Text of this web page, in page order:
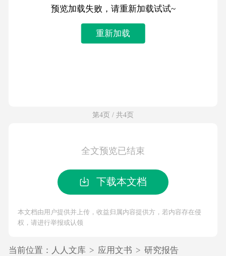
预览加载失败，请重新加载试试~
重新加载
第4页 / 共4页
全文预览已结束
下载本文档
本文档由用户提供并上传，收益归属内容提供方，若内容存在侵
权，请进行举报或认领
当前位置： 人人文库 > 应用文书 > 研究报告